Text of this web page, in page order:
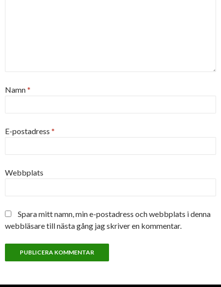
Namn*
E-postadress *
Webbplats
Spara mitt namn, min e-postadress och webbplats i denna
webbläsare till nästa gång jag skriver en kommentar.